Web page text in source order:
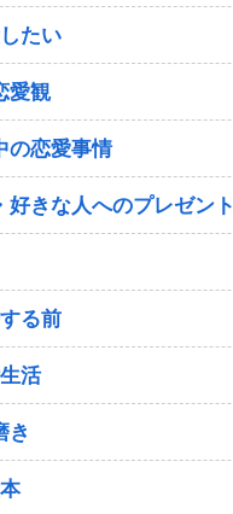
たい
愛観
の恋愛事情
好きな人へのプレゼント
る前
活
き